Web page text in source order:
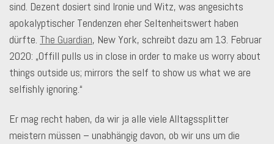
sind. Dezent dosiert sind Ironie und Witz, was angesichts
apokalyptischer Tendenzen eher Seltenheitswert haben
dürfte. The Guardian, New York, schreibt dazu am 13. Februar
2020: „Offill pulls us in close in order to make us worry about
things outside us; mirrors the self to show us what we are
selfishly ignoring.“
Er mag recht haben, da wir ja alle viele Alltagssplitter
meistern müssen – unabhängig davon, ob wir uns um die